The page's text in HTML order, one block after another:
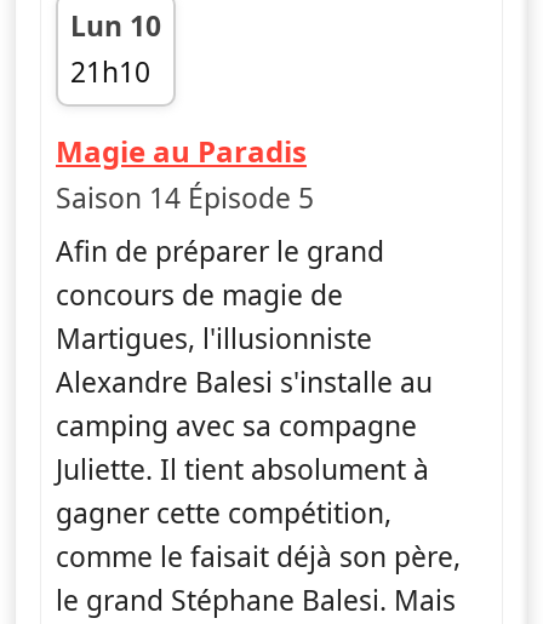
Lun 10
21h10
fin 22h05
Magie au Paradis
Saison 14 Épisode 5
Afin de préparer le grand
concours de magie de
Martigues, l'illusionniste
Alexandre Balesi s'installe au
camping avec sa compagne
Juliette. Il tient absolument à
gagner cette compétition,
comme le faisait déjà son père,
le grand Stéphane Balesi. Mais